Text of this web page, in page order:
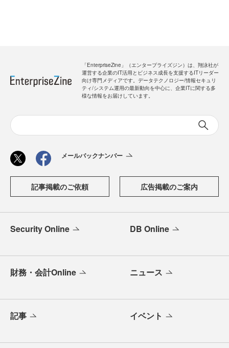
「EnterpriseZine」（エンタープライズジン）は、翔泳社が
運営する企業のIT活用とビジネス成長を支援するITリーダー
向け専門メディアです。データテクノロジー/情報セキュリ
ティ/システム運用の最新動向を中心に、企業ITに関する多
様な情報をお届けしています。
メールバックナンバー
記事掲載のご依頼 広告掲載のご案内
Security Online DB Online
財務・会計Online ニュース
記事 イベント